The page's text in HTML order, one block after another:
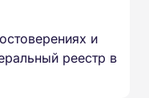
и
реестр в